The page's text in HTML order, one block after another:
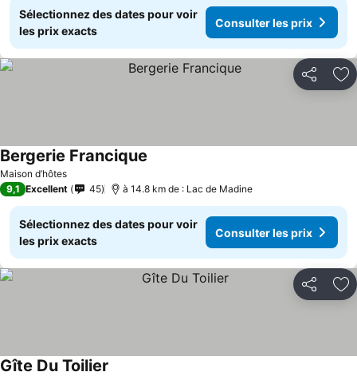
Sélectionnez des dates pour voir
les prix exacts
Consulter les prix
Partager
Maison d’hôtes
Bergerie Francique
9,1 Excellent 45 à 14.8 km de : Lac de Madine
Sélectionnez des dates pour voir
les prix exacts
Consulter les prix
Partager
Gîte Du Toilier